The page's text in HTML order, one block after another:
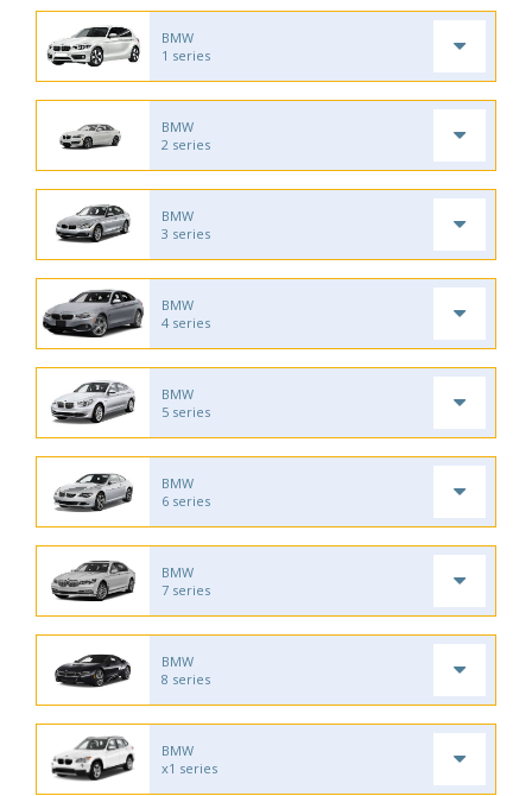
BMW
1 series
BMW
2 series
BMW
3 series
BMW
4 series
BMW
5 series
BMW
6 series
BMW
7 series
BMW
8 series
BMW
x1 series